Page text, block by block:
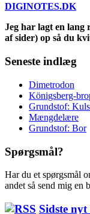
DIGINOTES.DK
Jeg har lagt en lang
af sider) op så du
Seneste indlæg
Dimetrodon
Königsberg-
Grundstof:
Mængdelære
Grundstof: Bor
Spørgsmål?
Har du et spørgsmål
andet så send mig en
Sidste